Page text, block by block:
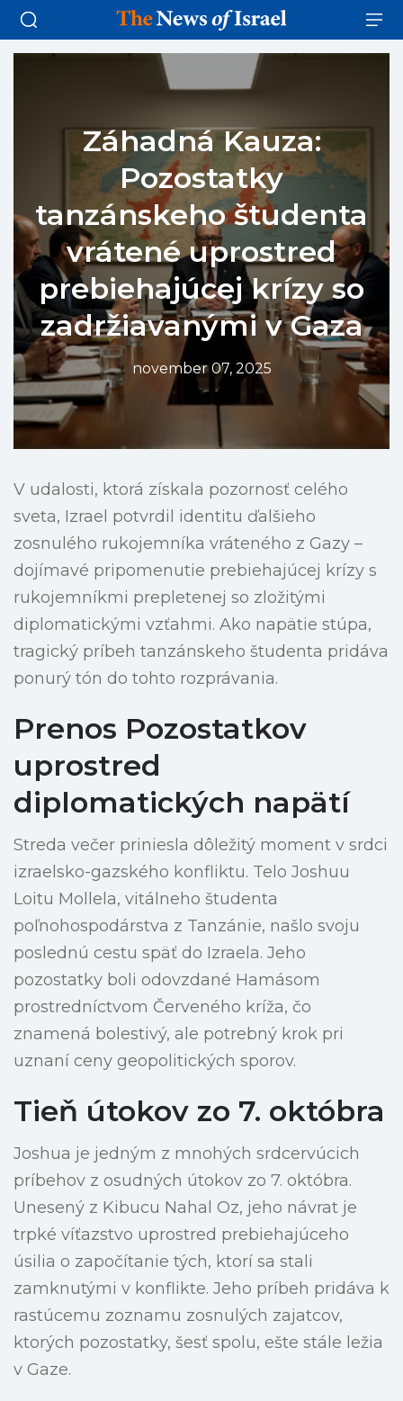
Záhadná Kauza:
Pozostatky
tanzánskeho študenta
vrátené uprostred
prebiehajúcej krízy so
zadržiavanými v Gaza
november 07, 2025
V udalosti, ktorá získala pozornosť celého
sveta, Izrael potvrdil identitu ďalšieho
zosnulého rukojemníka vráteného z Gazy –
dojímavé pripomenutie prebiehajúcej krízy s
rukojemníkmi prepletenej so zložitými
diplomatickými vzťahmi. Ako napätie stúpa,
tragický príbeh tanzánskeho študenta pridáva
ponurý tón do tohto rozprávania.
Prenos Pozostatkov
uprostred
diplomatických napätí
Streda večer priniesla dôležitý moment v srdci
izraelsko-gazského konfliktu. Telo Joshuu
Loitu Mollela, vitálneho študenta
poľnohospodárstva z Tanzánie, našlo svoju
poslednú cestu späť do Izraela. Jeho
pozostatky boli odovzdané Hamásom
prostredníctvom Červeného kríža, čo
znamená bolestivý, ale potrebný krok pri
uznaní ceny geopolitických sporov.
Tieň útokov zo 7. októbra
Joshua je jedným z mnohých srdcervúcich
príbehov z osudných útokov zo 7. októbra.
Unesený z Kibucu Nahal Oz, jeho návrat je
trpké víťazstvo uprostred prebiehajúceho
úsilia o započítanie tých, ktorí sa stali
zamknutými v konflikte. Jeho príbeh pridáva k
rastúcemu zoznamu zosnulých zajatcov,
ktorých pozostatky, šesť spolu, ešte stále ležia
v Gaze.